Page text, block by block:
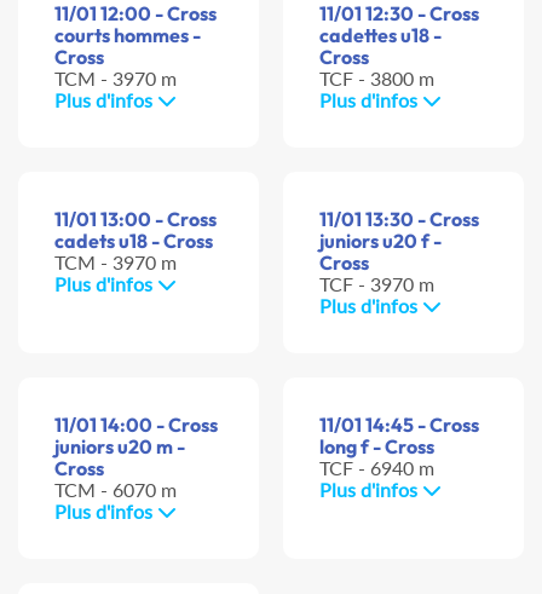
11/01 12:00 - Cross
courts hommes -
Cross
TCM - 3970 m
Plus d'infos
11/01 12:30 - Cross
cadettes u18 -
Cross
TCF - 3800 m
Plus d'infos
11/01 13:00 - Cross
cadets u18 - Cross
TCM - 3970 m
Plus d'infos
11/01 13:30 - Cross
juniors u20 f -
Cross
TCF - 3970 m
Plus d'infos
11/01 14:00 - Cross
juniors u20 m -
Cross
TCM - 6070 m
Plus d'infos
11/01 14:45 - Cross
long f - Cross
TCF - 6940 m
Plus d'infos